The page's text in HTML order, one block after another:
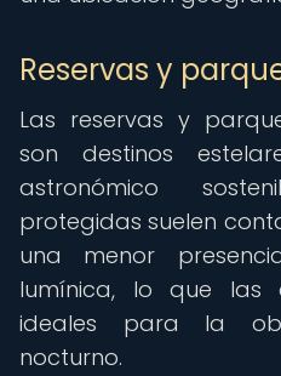
Reservas y
Las reservas y
son destinos
astronómico
protegidas suelen
una menor
lumínica, lo que las
ideales para la
nocturno.